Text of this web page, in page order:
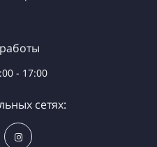
- 17:00
сетях: